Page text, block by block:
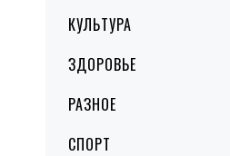
КУЛЬТУРА
ЗДОРОВЬЕ
РАЗНОЕ
СПОРТ